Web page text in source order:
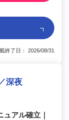
了日： 2026/08/31
深夜
ュアル確立｜